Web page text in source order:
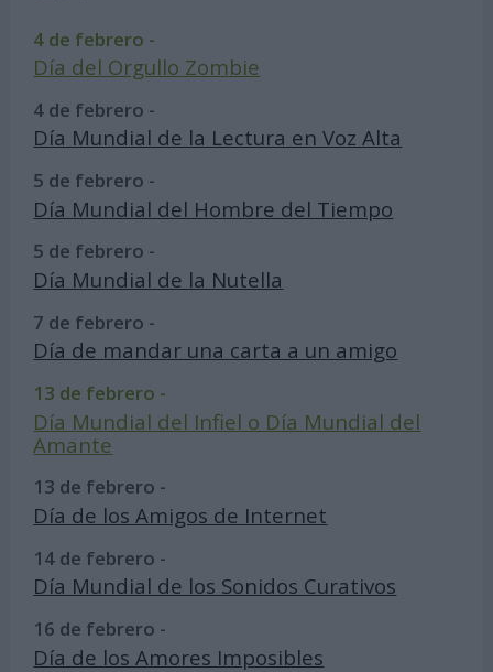
4 de febrero -
Día del Orgullo Zombie
4 de febrero -
Día Mundial de la Lectura en Voz Alta
5 de febrero -
Día Mundial del Hombre del Tiempo
5 de febrero -
Día Mundial de la Nutella
7 de febrero -
Día de mandar una carta a un amigo
13 de febrero -
Día Mundial del Infiel o Día Mundial del
Amante
13 de febrero -
Día de los Amigos de Internet
14 de febrero -
Día Mundial de los Sonidos Curativos
16 de febrero -
Día de los Amores Imposibles